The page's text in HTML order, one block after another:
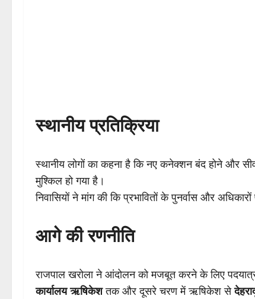
स्थानीय प्रतिक्रिया
स्थानीय लोगों का कहना है कि नए कनेक्शन बंद होने और
मुश्किल हो गया है।
निवासियों ने मांग की कि प्रभावितों के पुनर्वास और
आगे की रणनीति
राजपाल खरोला ने आंदोलन को मजबूत करने के लिए
कार्यालय ऋषिकेशतक और दूसरे चरण में ऋषिकेश से